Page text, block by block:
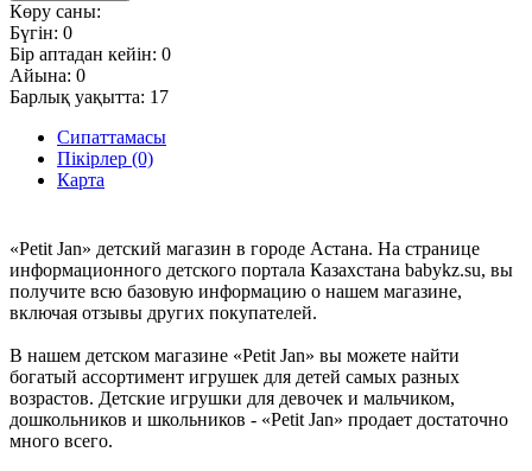
Көру саны:
Бүгін: 0
Бір аптадан кейін: 0
Айына: 0
Барлық уақытта: 17
Сипаттамасы
Пікірлер (0)
Карта
«Petit Jan» детский магазин в городе Астана. На странице
информационного детского портала Казахстана babykz.su, вы
получите всю базовую информацию о нашем магазине,
включая отзывы других покупателей.
В нашем детском магазине «Petit Jan» вы можете найти
богатый ассортимент игрушек для детей самых разных
возрастов. Детские игрушки для девочек и мальчиком,
дошкольников и школьников - «Petit Jan» продает достаточно
много всего.